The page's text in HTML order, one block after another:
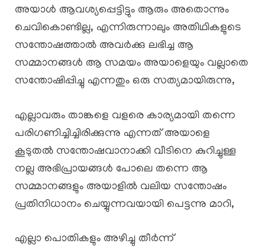
അയാൾ ആവശ്യപ്പെട്ടിട്ടും ആരും അതൊന്നും
ചെവികൊണ്ടില്ല, എന്നിരുന്നാലും അതിഥികളുടെ
സന്തോഷത്താൽ അവർക്കു ലഭിച്ച ആ
സമ്മാനങ്ങൾ ആ സമയം അയാളെയും വല്ലാതെ
സന്തോഷിപ്പിച്ചു എന്നതും ഒരു സത്യമായിരുന്നു,
എല്ലാവരും താങ്കളെ വളരെ കാര്യമായി തന്നെ
പരിഗണിച്ചിച്ചിരിക്കുന്നു എന്നത് അയാളെ
കൂടുതൽ സന്തോഷവാനാക്കി വീടിനെ കുറിച്ചുള്ള
നല്ല അഭിപ്രായങ്ങൾ പോലെ തന്നെ ആ
സമ്മാനങ്ങളും അയാളിൽ വലിയ സന്തോഷം
പ്രതിനിധാനം ചെയ്യുന്നവയായി പെട്ടന്നു മാറി,
എല്ലാ പൊതികളും അഴിച്ചു തീർന്ന്